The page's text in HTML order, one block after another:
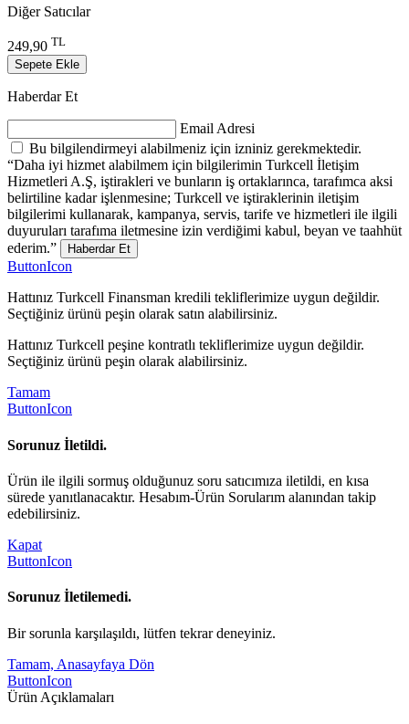
Diğer Satıcılar
249,90 TL
Sepete Ekle
Haberdar Et
Email Adresi
Bu bilgilendirmeyi alabilmeniz için izniniz gerekmektedir.
“Daha iyi hizmet alabilmem için bilgilerimin Turkcell İletişim
Hizmetleri A.Ş, iştirakleri ve bunların iş ortaklarınca, tarafımca aksi
belirtiline kadar işlenmesine; Turkcell ve iştiraklerinin iletişim
bilgilerimi kullanarak, kampanya, servis, tarife ve hizmetleri ile ilgili
duyuruları tarafıma iletmesine izin verdiğimi kabul, beyan ve taahhüt
ederim.”
Haberdar Et
ButtonIcon
Hattınız Turkcell Finansman kredili tekliflerimize uygun değildir.
Seçtiğiniz ürünü peşin olarak satın alabilirsiniz.
Hattınız Turkcell peşine kontratlı tekliflerimize uygun değildir.
Seçtiğiniz ürünü peşin olarak alabilirsiniz.
Tamam
ButtonIcon
Sorunuz İletildi.
Ürün ile ilgili sormuş olduğunuz soru satıcımıza iletildi, en kısa
sürede yanıtlanacaktır. Hesabım-Ürün Sorularım alanından takip
edebilirsiniz.
Kapat
ButtonIcon
Sorunuz İletilemedi.
Bir sorunla karşılaşıldı, lütfen tekrar deneyiniz.
Tamam, Anasayfaya Dön
ButtonIcon
Ürün Açıklamaları